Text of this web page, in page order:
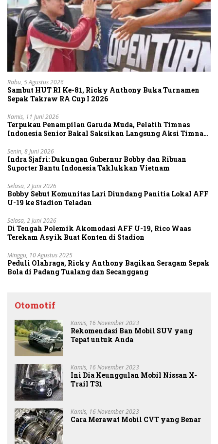
Rabu, 5 Agustus 2026
Sambut HUT RI Ke-81, Ricky Anthony Buka Turnamen
Sepak Takraw RA Cup I 2026
Kamis, 11 Juni 2026
Terpukau Penampilan Garuda Muda, Pelatih Timnas
Indonesia Senior Bakal Saksikan Langsung Aksi Timnas
Senin, 8 Juni 2026
Indra Sjafri: Dukungan Gubernur Bobby dan Ribuan
Suporter Bantu Indonesia Taklukkan Vietnam
Selasa, 2 Juni 2026
Bobby Sebut Komunitas Lari Diundang Panitia Lokal AFF
U-19 ke Stadion Teladan
Selasa, 2 Juni 2026
Di Tengah Polemik Akomodasi AFF U-19, Rico Waas
Terekam Asyik Buat Konten di Stadion
Minggu, 10 Agustus 2025
Peduli Olahraga, Ricky Anthony Bagikan Seragam Sepak
Bola di Padang Tualang dan Secanggang
Otomotif
Kamis, 16 November 2023
Rekomendasi Ban Mobil SUV yang
Tepat untuk Anda
Kamis, 16 November 2023
Ini Dia Keunggulan Mobil Nissan X-
Trail T31
Kamis, 16 November 2023
Cara Merawat Mobil CVT yang Benar